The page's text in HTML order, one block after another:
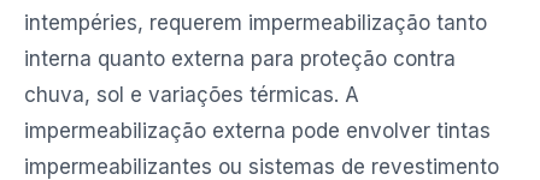
intempéries, requerem impermeabilização tanto
interna quanto externa para proteção contra
chuva, sol e variações térmicas. A
impermeabilização externa pode envolver tintas
impermeabilizantes ou sistemas de revestimento